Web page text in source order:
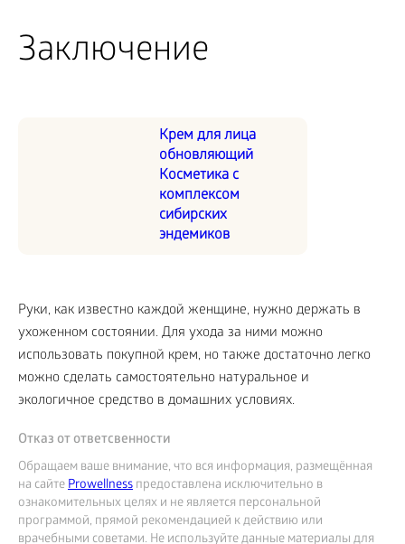
Заключение
Крем для лица
обновляющий
Косметика с
комплексом
сибирских
эндемиков
Руки, как известно каждой женщине, нужно держать в
ухоженном состоянии. Для ухода за ними можно
использовать покупной крем, но также достаточно легко
можно сделать самостоятельно натуральное и
экологичное средство в домашних условиях.
Отказ от ответсвенности
Обращаем ваше внимание, что вся информация, размещённая
на сайтеProwellness предоставлена исключительно в
ознакомительных целях и не является персональной
программой, прямой рекомендацией к действию или
врачебными советами. Не используйте данные материалы для